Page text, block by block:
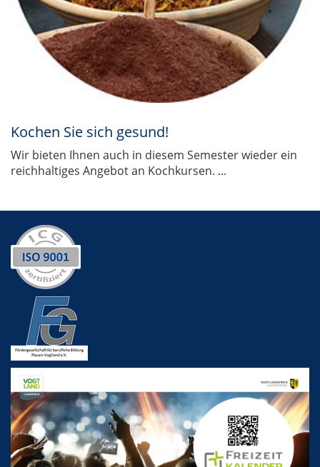
Kochen Sie sich gesund!
Wir bieten Ihnen auch in diesem Semester wieder ein
reichhaltiges Angebot an Kochkursen. ...